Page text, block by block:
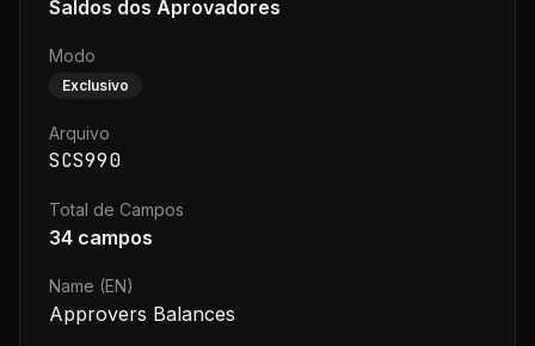
Saldos dos Aprovadores
Modo
Exclusivo
Arquivo
SCS990
Total de Campos
34 campos
Name (EN)
Approvers Balances